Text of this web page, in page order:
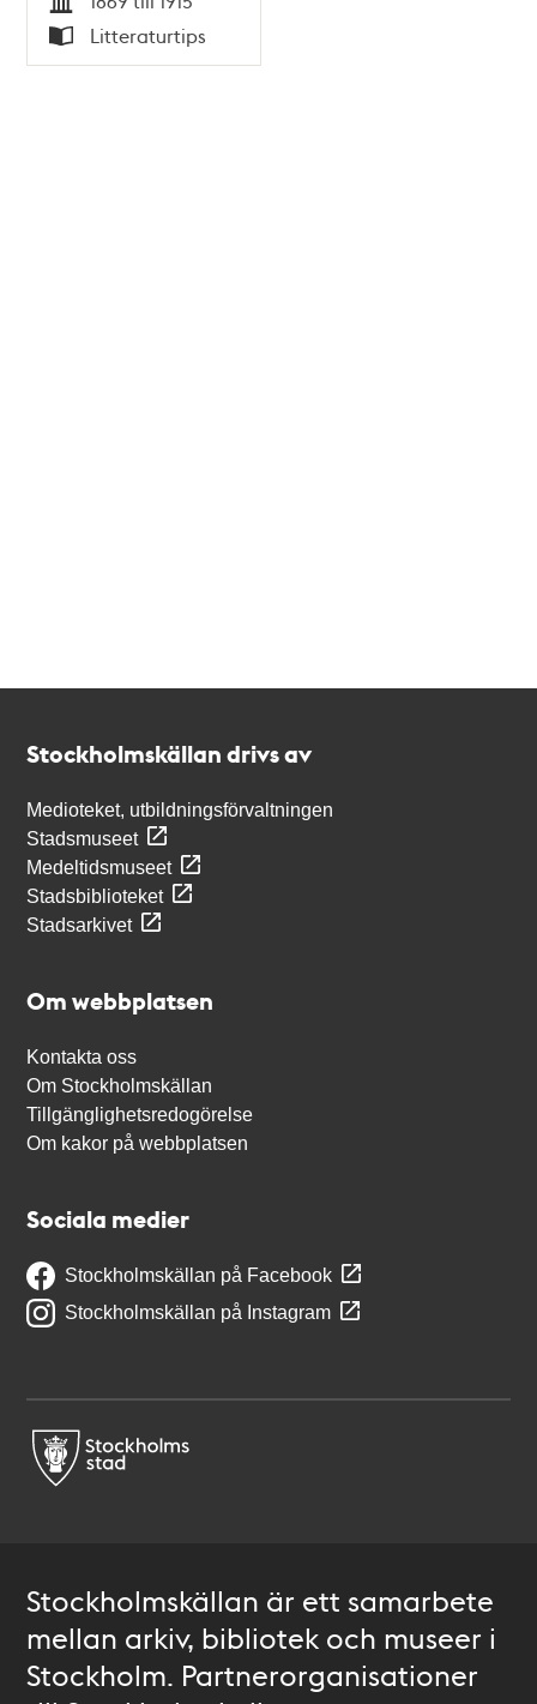
Hinnfors
Tid
Typ
Litteraturtips
Stockholmskällan drivs av
Medioteket, utbildningsförvaltningen
Stadsmuseet
Medeltidsmuseet
Stadsbiblioteket
Stadsarkivet
Om webbplatsen
Kontakta oss
Om Stockholmskällan
Tillgänglighetsredogörelse
Om kakor på webbplatsen
Sociala medier
Stockholmskällan på Facebook
Stockholmskällan på Instagram
Stockholmskällan är ett samarbete
mellan arkiv, bibliotek och museer i
Stockholm. Partnerorganisationer